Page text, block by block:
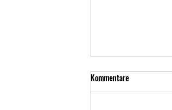
Kommentare